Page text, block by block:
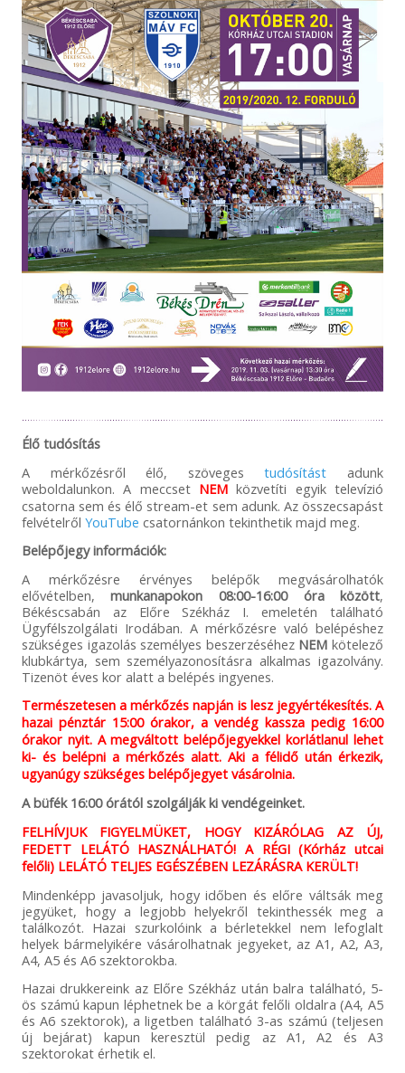
Élő tudósítás
A mérkőzésről élő, szövegestudósítást adunk
weboldalunkon. A meccset NEM közvetíti egyik televízió
csatorna sem és élő stream-et sem adunk. Az összecsapást
felvételről YouTube csatornánkon tekinthetik majd meg.
Belépőjegy információk:
A mérkőzésre érvényes belépők megvásárolhatók
elővételben,munkanapokon 08:00-16:00 óra között,
Békéscsabán az Előre Székház I. emeletén található
Ügyfélszolgálati Irodában. A mérkőzésre való belépéshez
szükséges igazolás személyes beszerzéséhez NEMkötelező
klubkártya, sem személyazonosításra alkalmas igazolvány.
Tizenöt éves kor alatt a belépés ingyenes.
Természetesen a mérkőzés napján is lesz jegyértékesítés. A
hazai pénztár 15:00 órakor, a vendég kassza pedig 16:00
órakor nyit. A megváltott belépőjegyekkel korlátlanul lehet
ki- és belépni a mérkőzés alatt. Aki a félidő után érkezik,
ugyanúgy szükséges belépőjegyet vásárolnia.
A büfék 16:00 órától szolgálják ki vendégeinket.
FELHÍVJUK FIGYELMÜKET, HOGY KIZÁRÓLAG AZ ÚJ,
FEDETT LELÁTÓ HASZNÁLHATÓ! A RÉGI (Kórház utcai
felőli) LELÁTÓ TELJES EGÉSZÉBEN LEZÁRÁSRA KERÜLT!
Mindenképp javasoljuk, hogy időben és előre váltsák meg
jegyüket, hogy a legjobb helyekről tekinthessék meg a
találkozót. Hazai szurkolóink a bérletekkel nem lefoglalt
helyek bármelyikére vásárolhatnak jegyeket, az A1, A2, A3,
A4, A5 és A6 szektorokba.
Hazai drukkereink az Előre Székház után balra található, 5-
ös számú kapun léphetnek be a körgát felőli oldalra (A4, A5
és A6 szektorok), a ligetben található 3-as számú (teljesen
új bejárat) kapun keresztül pedig az A1, A2 és A3
szektorokat érhetik el.